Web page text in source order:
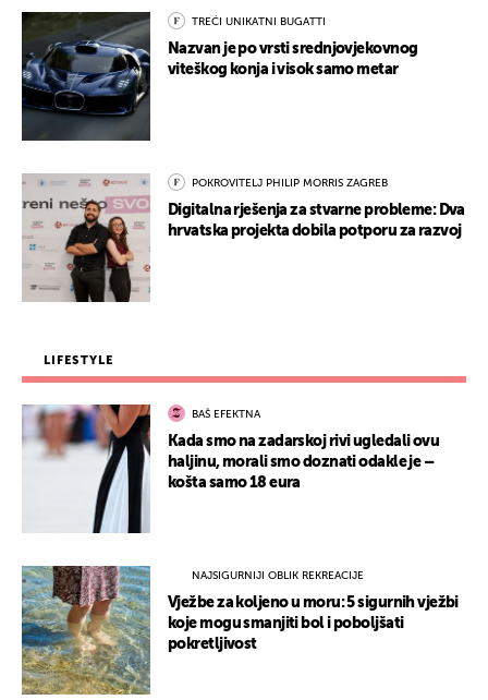
TREĆI UNIKATNI BUGATTI
Nazvan je po vrsti srednjovjekovnog
viteškog konja i visok samo metar
POKROVITELJ PHILIP MORRIS ZAGREB
Digitalna rješenja za stvarne probleme: Dva
hrvatska projekta dobila potporu za razvoj
LIFESTYLE
BAŠ EFEKTNA
Kada smo na zadarskoj rivi ugledali ovu
haljinu, morali smo doznati odakle je –
košta samo 18 eura
NAJSIGURNIJI OBLIK REKREACIJE
Vježbe za koljeno u moru: 5 sigurnih vježbi
koje mogu smanjiti bol i poboljšati
pokretljivost